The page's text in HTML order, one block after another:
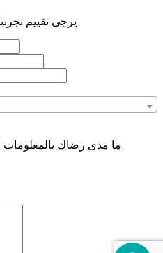
يرجى تقييم
ما مدى رضاك بالمعلومات